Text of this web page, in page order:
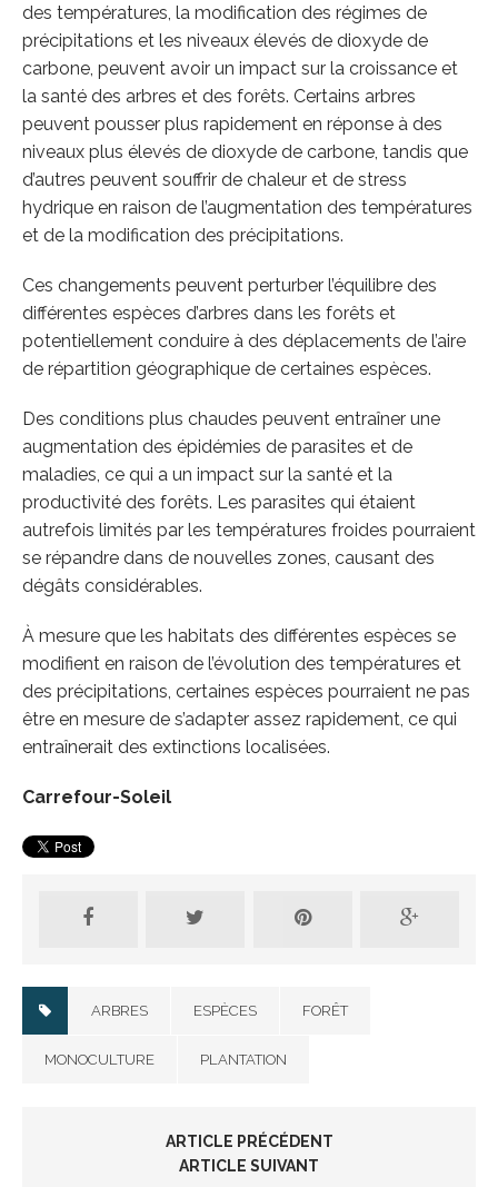
des températures, la modification des régimes de
précipitations et les niveaux élevés de dioxyde de
carbone, peuvent avoir un impact sur la croissance et
la santé des arbres et des forêts. Certains arbres
peuvent pousser plus rapidement en réponse à des
niveaux plus élevés de dioxyde de carbone, tandis que
d’autres peuvent souffrir de chaleur et de stress
hydrique en raison de l’augmentation des températures
et de la modification des précipitations.
Ces changements peuvent perturber l’équilibre des
différentes espèces d’arbres dans les forêts et
potentiellement conduire à des déplacements de l’aire
de répartition géographique de certaines espèces.
Des conditions plus chaudes peuvent entraîner une
augmentation des épidémies de parasites et de
maladies, ce qui a un impact sur la santé et la
productivité des forêts. Les parasites qui étaient
autrefois limités par les températures froides pourraient
se répandre dans de nouvelles zones, causant des
dégâts considérables.
À mesure que les habitats des différentes espèces se
modifient en raison de l’évolution des températures et
des précipitations, certaines espèces pourraient ne pas
être en mesure de s’adapter assez rapidement, ce qui
entraînerait des extinctions localisées.
Carrefour-Soleil
ARBRES ESPÈCES FORÊT
MONOCULTURE PLANTATION
ARTICLE PRÉCÉDENT
ARTICLE SUIVANT